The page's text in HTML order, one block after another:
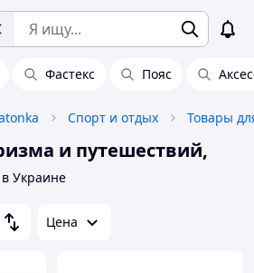
Фастекс Пояс
Спорт и отдых Товары
и путешествий,
в Украине
Цена